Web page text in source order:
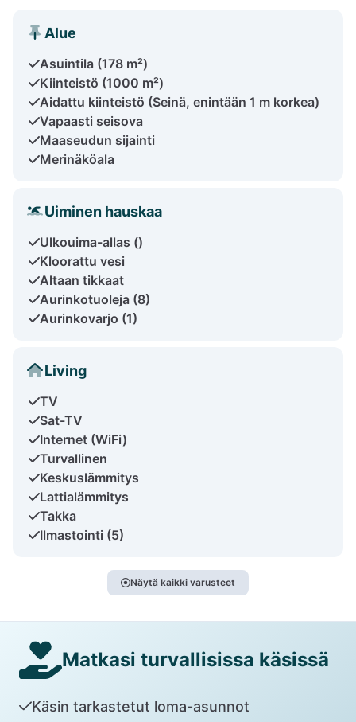
Alue
Asuintila (178 m²)
Kiinteistö (1000 m²)
Aidattu kiinteistö (Seinä, enintään 1 m korkea)
Vapaasti seisova
Maaseudun sijainti
Merinäköala
Uiminen hauskaa
Ulkouima-allas ()
Kloorattu vesi
Altaan tikkaat
Aurinkotuoleja (8)
Aurinkovarjo (1)
Living
TV
Sat-TV
Internet (WiFi)
Turvallinen
Keskuslämmitys
Lattialämmitys
Takka
Ilmastointi (5)
Näytä kaikki varusteet
Matkasi turvallisissa käsissä
Käsin tarkastetut loma-asunnot